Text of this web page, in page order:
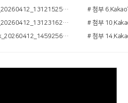
# 첨부 5.KakaoTalk_20260412_131215250_08.jpg
# 첨부 9.KakaoTalk_20260412_131231625_23.jpg
# 첨부 13.KakaoTalk_20260412_145925614_03.jpg